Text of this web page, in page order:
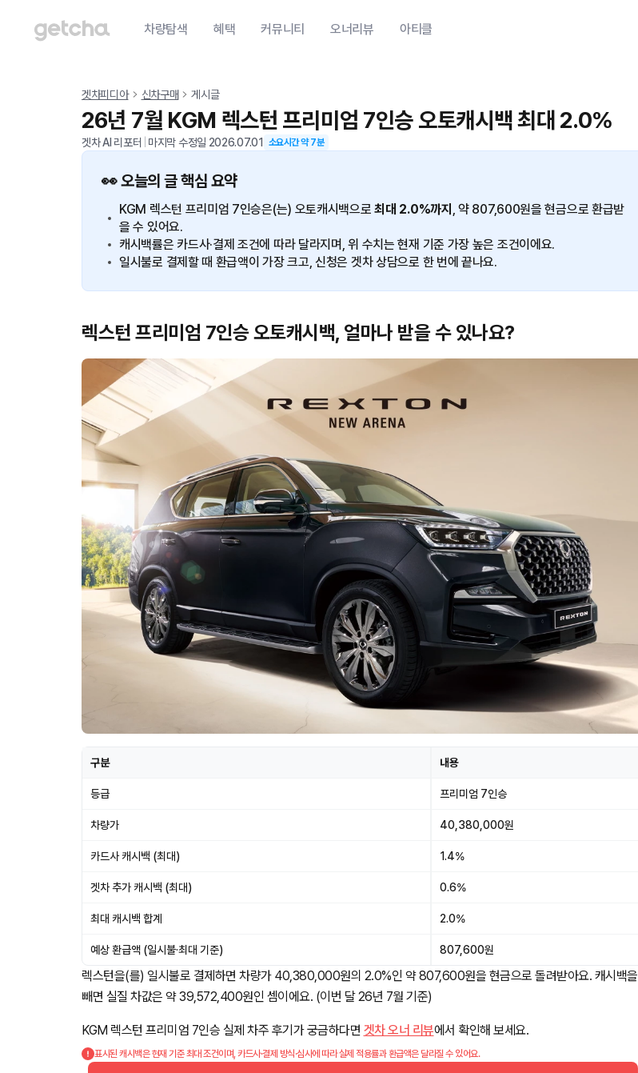
차량탐색 혜택 커뮤니티 오너리뷰 아티클
겟차피디아 신차구매 게시글
26년 7월 KGM 렉스턴 프리미엄 7인승 오토캐시백 최대 2.0%
겟차 AI 리포터 마지막 수정일 2026.07.01 소요시간 약7분
👀 오늘의 글 핵심 요약
KGM 렉스턴 프리미엄 7인승은(는) 오토캐시백으로최대 2.0%까지 , 약 807,600원을 현금으로 환급받
을 수 있어요.
캐시백률은 카드사·결제 조건에 따라 달라지며, 위 수치는 현재 기준 가장 높은 조건이에요.
일시불로 결제할 때 환급액이 가장 크고, 신청은 겟차 상담으로 한 번에 끝나요.
렉스턴 프리미엄 7인승 오토캐시백, 얼마나 받을 수 있나요?
구분 내용
등급 프리미엄 7인승
차량가 40,380,000원
카드사 캐시백 (최대) 1.4%
겟차 추가 캐시백 (최대) 0.6%
최대 캐시백 합계 2.0%
예상 환급액 (일시불·최대 기준) 807,600원
렉스턴을(를) 일시불로 결제하면 차량가 40,380,000원의 2.0%인 약 807,600원을 현금으로 돌려받아요. 캐시백을
빼면 실질 차값은 약 39,572,400원인 셈이에요. (이번 달 26년 7월 기준)
KGM 렉스턴 프리미엄 7인승 실제 차주 후기가 궁금하다면 겟차 오너 리뷰에서 확인해 보세요.
표시된 캐시백은 현재 기준 최대 조건이며, 카드사·결제 방식·심사에 따라 실제 적용률과 환급액은 달라질 수 있어요.